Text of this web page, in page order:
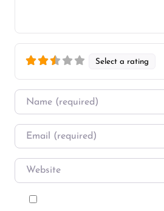
Select a rating
Name
Email
Website